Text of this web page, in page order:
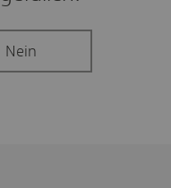
Nein